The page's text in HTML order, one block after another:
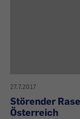
27.7.2017
Störender
Österreich